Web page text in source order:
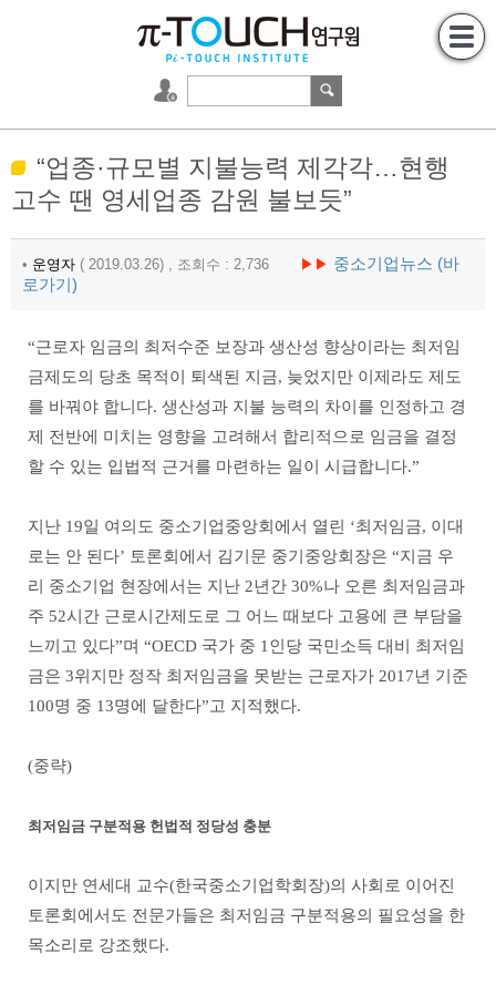
“업종·규모별 지불능력 제각각…현행
고수 땐 영세업종 감원 불보듯”
• 운영자 ( 2019.03.26) , 조회수 : 2,736 ▶▶ 중소기업뉴스 (바
로가기)
“근로자 임금의 최저수준 보장과 생산성 향상이라는 최저임
금제도의 당초 목적이 퇴색된 지금, 늦었지만 이제라도 제도
를 바꿔야 합니다. 생산성과 지불 능력의 차이를 인정하고 경
제 전반에 미치는 영향을 고려해서 합리적으로 임금을 결정
할 수 있는 입법적 근거를 마련하는 일이 시급합니다.”
지난 19일 여의도 중소기업중앙회에서 열린 ‘최저임금, 이대
로는 안 된다’ 토론회에서 김기문 중기중앙회장은 “지금 우
리 중소기업 현장에서는 지난 2년간 30%나 오른 최저임금과
주 52시간 근로시간제도로 그 어느 때보다 고용에 큰 부담을
느끼고 있다”며 “OECD 국가 중 1인당 국민소득 대비 최저임
금은 3위지만 정작 최저임금을 못받는 근로자가 2017년 기준
100명 중 13명에 달한다”고 지적했다.
(중략)
최저임금 구분적용 헌법적 정당성 충분
이지만 연세대 교수(한국중소기업학회장)의 사회로 이어진
토론회에서도 전문가들은 최저임금 구분적용의 필요성을 한
목소리로 강조했다.